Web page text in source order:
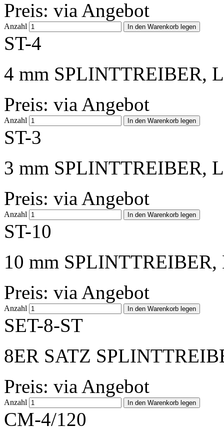
Preis: via Angebot
Anzahl
ST-4
4 mm SPLINTTREIBER,
Preis: via Angebot
Anzahl
ST-3
3 mm SPLINTTREIBER,
Preis: via Angebot
Anzahl
ST-10
10 mm SPLINTTREIBER,
Preis: via Angebot
Anzahl
SET-8-ST
8ER SATZ
Preis: via Angebot
Anzahl
CM-4/120